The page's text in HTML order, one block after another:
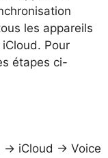
les appareils
Pour
étapes ci-
→ iCloud → Voice